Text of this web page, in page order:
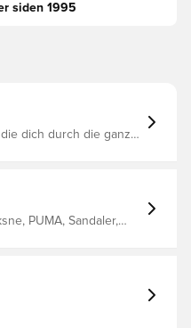
siden 1995
dich durch die ganze
dich in die Welt
Breite:
Slip-on-Design
PUMA, Sandaler,